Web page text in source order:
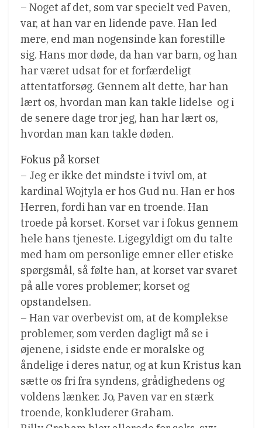
– Noget af det, som var specielt ved Paven,
var, at han var en lidende pave. Han led
mere, end man nogensinde kan forestille
sig. Hans mor døde, da han var barn, og han
har været udsat for et forfærdeligt
attentatforsøg. Gennem alt dette, har han
lært os, hvordan man kan takle lidelse  og i
de senere dage tror jeg, han har lært os,
hvordan man kan takle døden.
Fokus på korset
– Jeg er ikke det mindste i tvivl om, at
kardinal Wojtyla er hos Gud nu. Han er hos
Herren, fordi han var en troende. Han
troede på korset. Korset var i fokus gennem
hele hans tjeneste. Ligegyldigt om du talte
med ham om personlige emner eller etiske
spørgsmål, så følte han, at korset var svaret
på alle vores problemer; korset og
opstandelsen.
– Han var overbevist om, at de komplekse
problemer, som verden dagligt må se i
øjenene, i sidste ende er moralske og
åndelige i deres natur, og at kun Kristus kan
sætte os fri fra syndens, grådighedens og
voldens lænker. Jo, Paven var en stærk
troende, konkluderer Graham.